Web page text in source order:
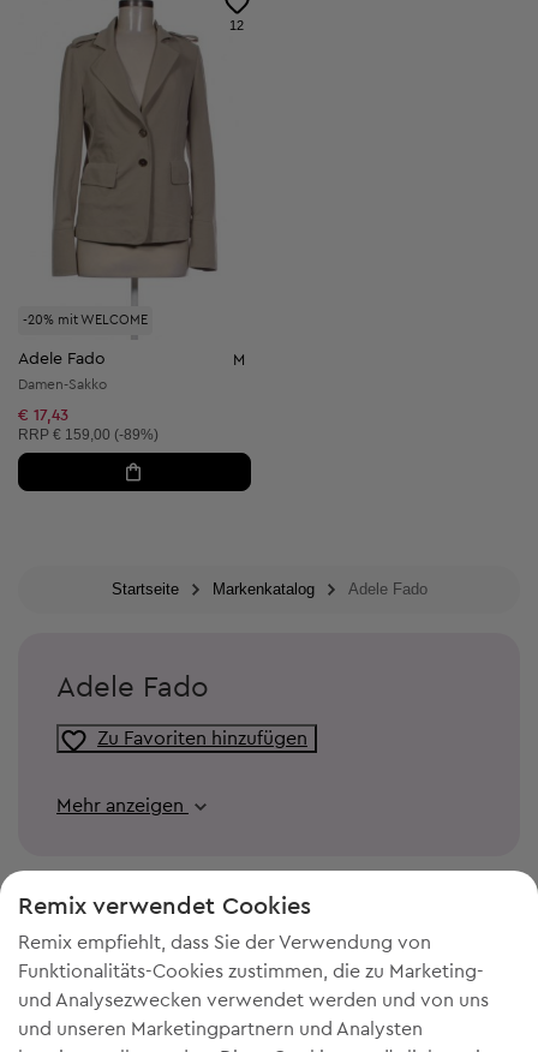
-20% mit WELCOME
12
Adele Fado M
Damen-Sakko
€ 17,43
Unverbindliche Preisempfehlung:
RRP € 159,00 (-89%)
Startseite Markenkatalog Adele Fado
Adele Fado
Zu Favoriten hinzufügen
Mehr anzeigen
Remix verwendet Cookies
Remix empfiehlt, dass Sie der Verwendung von
Funktionalitäts-Cookies zustimmen, die zu Marketing-
und Analysezwecken verwendet werden und von uns
und unseren Marketingpartnern und Analysten